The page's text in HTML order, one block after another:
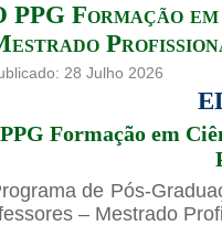
PPG Formação
28 Julho 2026
PPG Formação em
de Pós-
– Mestrado